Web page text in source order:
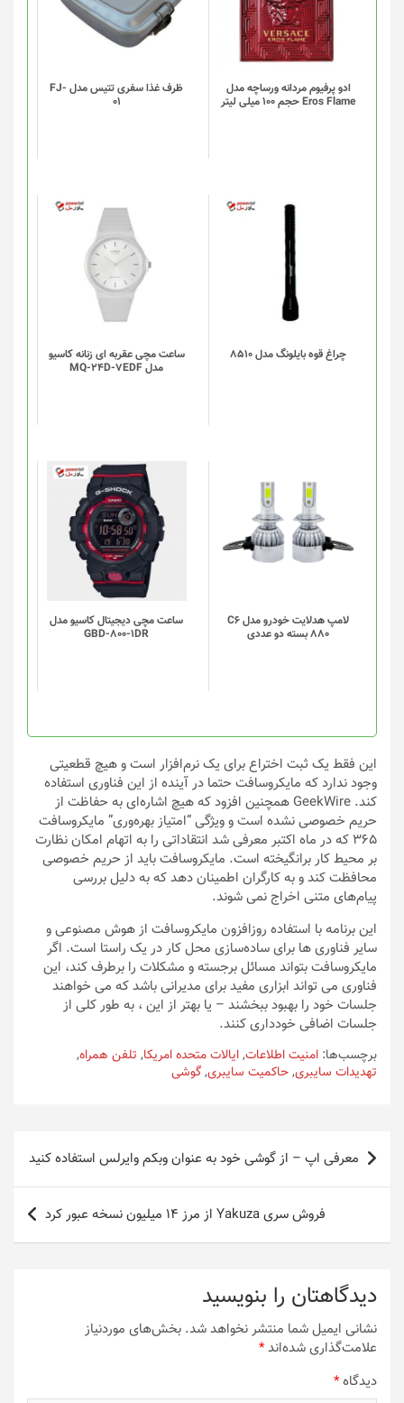
ادو پرفیوم مردانه ورساچه مدل
Eros Flame حجم 100 میلی لیتر
ظرف غذا سفری تتیس مدل FJ-
01
چراغ قوه بایلونگ مدل 8510
ساعت مچی عقربه ای زنانه کاسیو
مدل MQ-24D-7EDF
لامپ هدلایت خودرو مدل C6
880 بسته دو عددی
ساعت مچی دیجیتال کاسیو مدل
GBD-800-1DR
این فقط یک ثبت اختراع برای یک نرم‌افزار است و هیچ قطعیتی
وجود ندارد که مایکروسافت حتما در آینده از این فناوری استفاده
کند. GeekWire همچنین افزود که هیچ اشاره‌ای به حفاظت از
حریم خصوصی نشده است و ویژگی “امتیاز بهره‌وری” مایکروسافت
365 که در ماه اکتبر معرفی شد انتقاداتی را به اتهام امکان نظارت
بر محیط کار برانگیخته است. مایکروسافت باید از حریم خصوصی
محافظت کند و به کارگران اطمینان دهد که به دلیل بررسی
پیام‌های متنی اخراج نمی شوند.
این برنامه با استفاده روزافزون مایکروسافت از هوش مصنوعی و
سایر فناوری ها برای ساده‌سازی محل کار در یک راستا است. اگر
مایکروسافت بتواند مسائل برجسته و مشکلات را برطرف کند، این
فناوری می تواند ابزاری مفید برای مدیرانی باشد که می خواهند
جلسات خود را بهبود ببخشند – یا بهتر از این ، به طور کلی از
جلسات اضافی خودداری کنند.
برچسب‌ها: امنیت اطلاعات,ایالات متحده امریکا, تلفن همراه,
تهدیدات سایبری,حاکمیت سایبری,گوشی
راهبری
نوشتهمعرفی اپ – از گوشی خود به عنوان وبکم وایرلس استفاده کنید
فروش سری Yakuza از مرز ۱۴ میلیون نسخه عبور کرد
دیدگاهتان را بنویسید
نشانی ایمیل شما منتشر نخواهد شد. بخش‌های موردنیاز
علامت‌گذاری شده‌اند*
دیدگاه*